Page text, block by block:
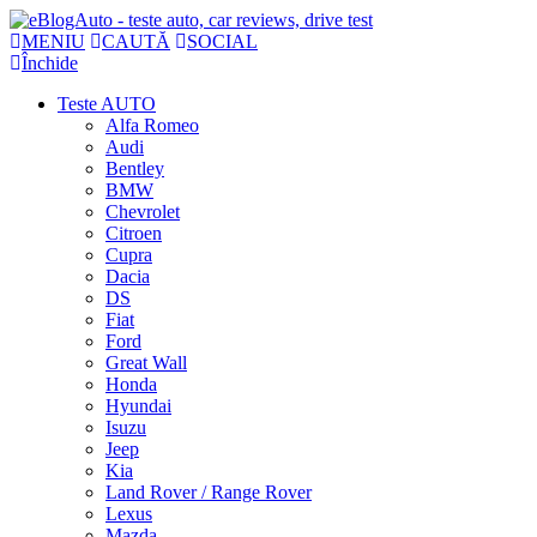
MENIU CAUTĂ
SOCIAL
Închide
Teste AUTO
Alfa Romeo
Audi
Bentley
BMW
Chevrolet
Citroen
Cupra
Dacia
DS
Fiat
Ford
Great Wall
Honda
Hyundai
Isuzu
Jeep
Kia
Land Rover / Range Rover
Lexus